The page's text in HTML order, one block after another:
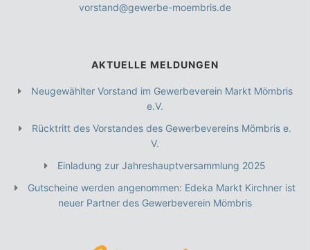
vorstand@gewerbe-moembris.de
AKTUELLE MELDUNGEN
Neugewählter Vorstand im Gewerbeverein Markt Mömbris
e.V.
Rücktritt des Vorstandes des Gewerbevereins Mömbris e.
V.
Einladung zur Jahreshauptversammlung 2025
Gutscheine werden angenommen: Edeka Markt Kirchner ist
neuer Partner des Gewerbeverein Mömbris